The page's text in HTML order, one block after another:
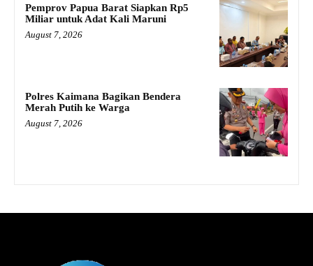
Pemprov Papua Barat Siapkan Rp5
Miliar untuk Adat Kali Maruni
August 7, 2026
Polres Kaimana Bagikan Bendera
Merah Putih ke Warga
August 7, 2026